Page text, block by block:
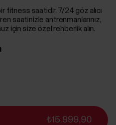
fitness saatidir. 7/24 göz alıcı
saatinizle antrenmanlarınız,
için size özel rehberlik alın.
₺15.999,90